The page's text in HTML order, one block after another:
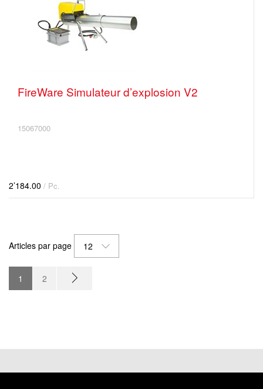
FireWare Simulateur d’explosion V2
15067000
2’184.00 / Pc.
Articles par page 12
1 2